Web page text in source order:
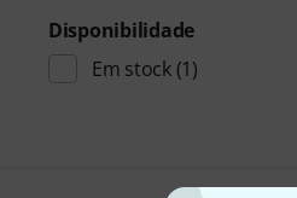
Disponibilidade
Em stock(1)